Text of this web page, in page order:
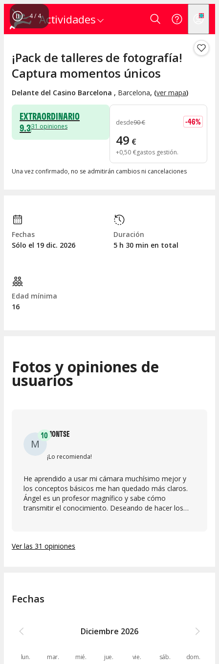
Actividades
4/ 4
¡Pack de talleres de fotografía!
Captura momentos únicos
Delante del Casino Barcelona , Barcelona, (ver mapa)
EXTRAORDINARIO
9.331 opiniones desde90€ -46%
49 €
+0,50 €gastos gestión
Una vez confirmado, no se admitirán cambios ni cancelaciones
Fechas
Sólo el 19 dic. 2026
Duración
5 h 30 min en total
Edad mínima
16
Fotos y opiniones de
usuarios
M
10MONTSE
¡Lo recomienda!
He aprendido a usar mi cámara muchísimo mejor y
los conceptos básicos me han quedado más claros.
Ángel es un profesor magnífico y sabe cómo
transmitir el conocimiento. Deseando de hacer los
Ver las 31 opiniones
Fechas
Diciembre 2026
lun. mar. mié. jue. vie. sáb. dom.